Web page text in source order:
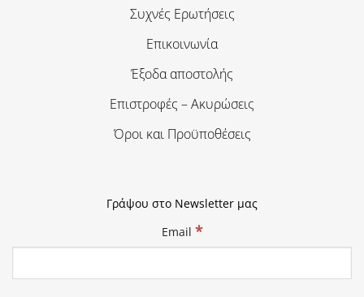
Συχνές Ερωτήσεις
Επικοινωνία
Έξοδα αποστολής
Επιστροφές – Ακυρώσεις
Όροι και Προϋποθέσεις
Γράψου στο Newsletter μας
Email *